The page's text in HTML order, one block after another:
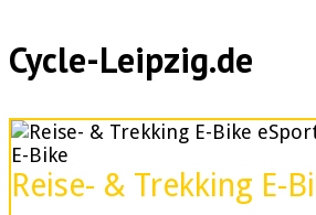
Cycle-Leipzig.de
E-Bike
Reise- & Trekking E-